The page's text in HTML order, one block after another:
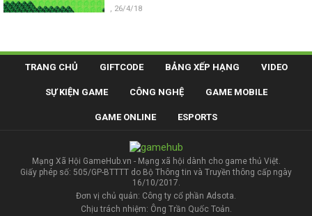
, 26/4/18
TRANG CHỦ GIFTCODE BẢNG XẾP HẠNG VIDEO
SỰ KIỆN GAME CÔNG NGHỆ GAME MOBILE
GAME ONLINE ESPORTS
Mạng Xã Hội GameHub.vn - Mạng xã hội dành cho game thủ Việt.
Giấy phép số: 505/GP-BTTTT do Bộ Thông tin và Truyền thông cấp ngày
16/10/2017.
Đơn vị chủ quản: Công ty cổ phần Adsota.
Chịu trách nhiệm: Ông Trần Quốc Toản.